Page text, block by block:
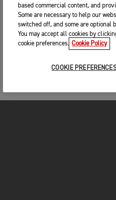
based commercial content, and
Some are necessary to help our
switched off, and some are optional
You may accept all cookies by
cookie preferences. Cookie Policy
COOKIE PREFERENCES